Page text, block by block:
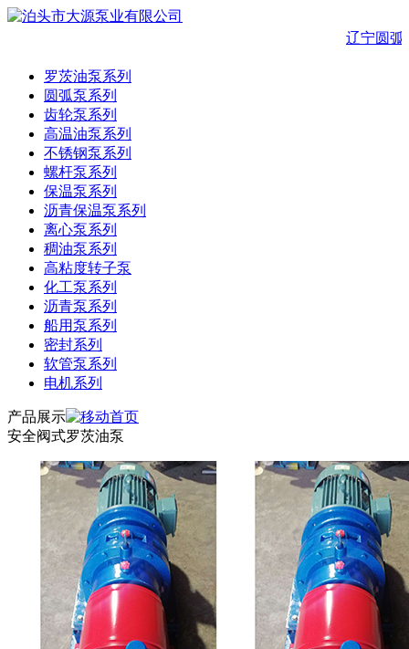
辽宁圆弧
罗茨油泵系列
圆弧泵系列
齿轮泵系列
高温油泵系列
不锈钢泵系列
螺杆泵系列
保温泵系列
沥青保温泵系列
离心泵系列
稠油泵系列
高粘度转子泵
化工泵系列
沥青泵系列
船用泵系列
密封系列
软管泵系列
电机系列
产品展示
安全阀式罗茨油泵